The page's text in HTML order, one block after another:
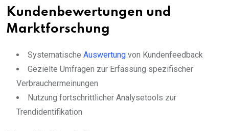
Kundenbewertungen und
Marktforschung
Systematische Auswertung von Kundenfeedback
Gezielte Umfragen zur Erfassung spezifischer
Verbrauchermeinungen
Nutzung fortschrittlicher Analysetools zur
Trendidentifikation